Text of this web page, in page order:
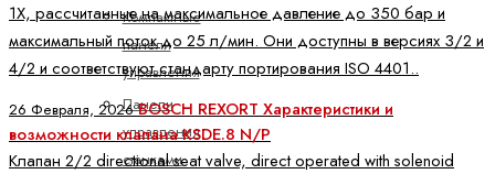
Компактные
панели
управления
Панели
управления
станками
1X, рассчитанные на максимальное давление до 350 бар и
максимальный поток до 25 л/мин. Они доступны в версиях 3/2 и
4/2 и соответствуют стандарту портирования ISO 4401..
26 Февраля, 2026BOSCH REXORT Характеристики и
возможности клапана KSDE.8 N/P
Клапан 2/2 directional seat valve, direct operated with solenoid